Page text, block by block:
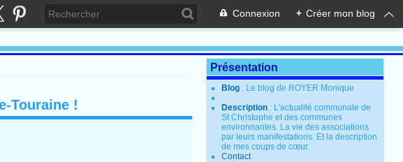
Connexion + Créer mon blog
Touraine !
Présentation
Blog : Le blog de ROYER Monique
Description : L'actualité communale de
St Christophe et des communes
environnantes. La vie des associations
par leurs manifestations. Et la description
de mes coups de cœur.
Contact